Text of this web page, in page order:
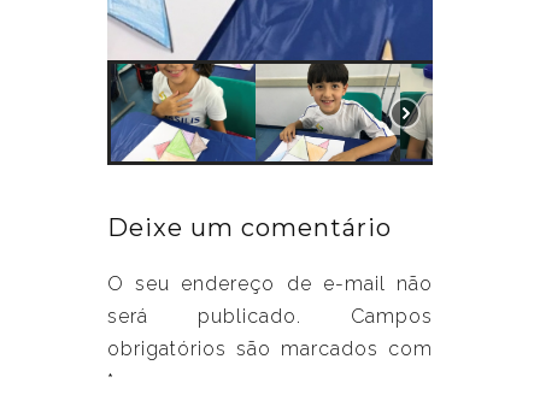
Deixe um comentário
O seu endereço de e-mail não
será publicado.
Campos
obrigatórios são marcados com
*